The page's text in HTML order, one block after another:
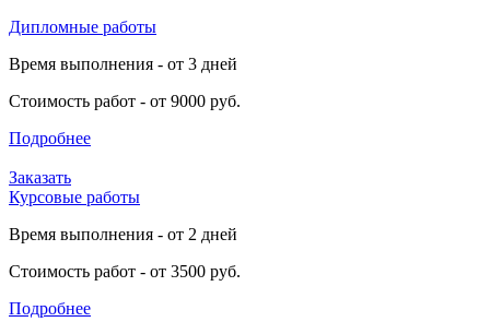
Дипломные работы
Время выполнения - от 3 дней
Стоимость работ - от 9000 руб.
Подробнее
Заказать
Курсовые работы
Время выполнения - от 2 дней
Стоимость работ - от 3500 руб.
Подробнее